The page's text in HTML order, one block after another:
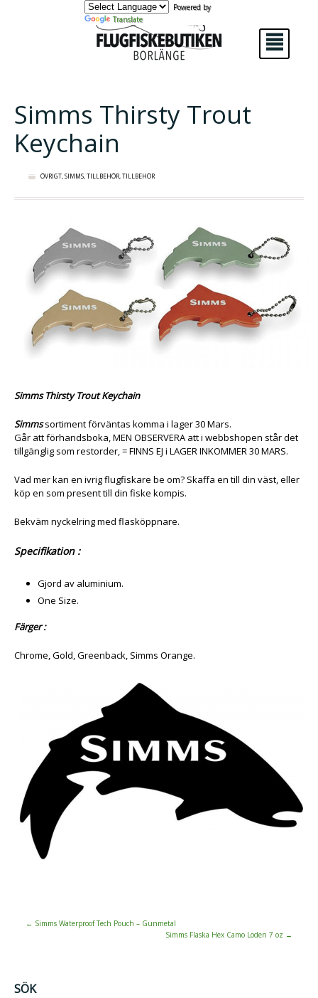
Powered by
Translate
²
Simms Thirsty Trout
Keychain
ÖVRIGT,SIMMS,TILLBEHÖR,TILLBEHÖR
Simms Thirsty Trout Keychain
Simmssortiment förväntas komma i lager 30 Mars.
Går att förhandsboka, MEN OBSERVERA att i webbshopen står det
tillgänglig som restorder, = FINNS EJ i LAGER INKOMMER 30 MARS.
Vad mer kan en ivrig flugfiskare be om? Skaffa en till din väst, eller
köp en som present till din fiske kompis.
Bekväm nyckelring med flasköppnare.
Specifikation :
Gjord av aluminium.
One Size.
Färger :
Chrome, Gold, Greenback, Simms Orange.
← Simms Waterproof Tech Pouch – Gunmetal
Simms Flaska Hex Camo Loden 7 oz →
SÖK